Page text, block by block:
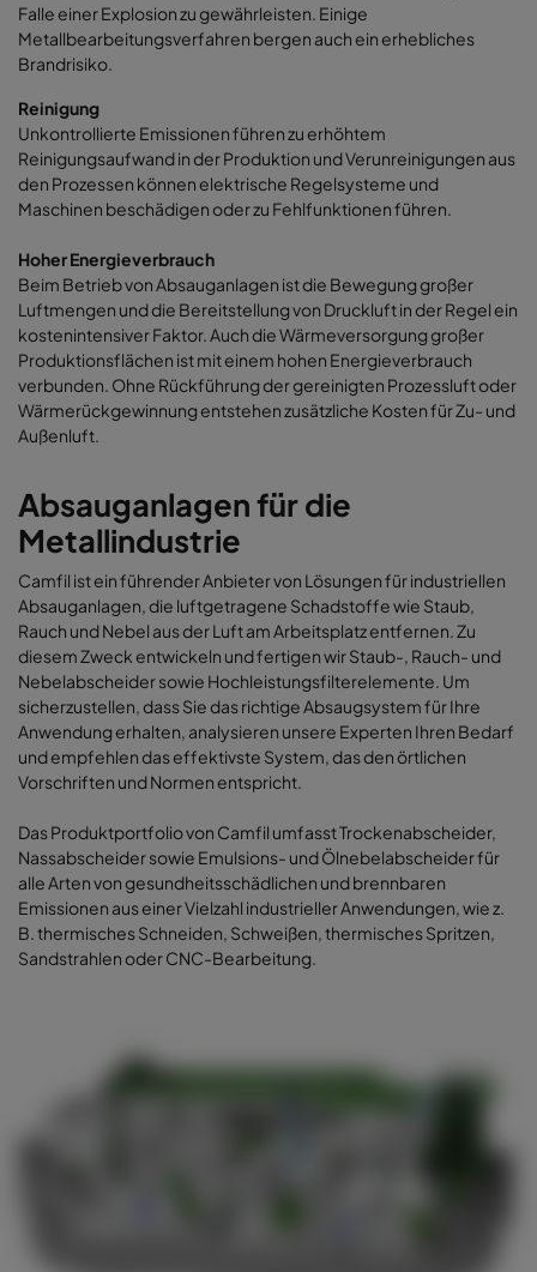
Falle einer Explosion zu gewährleisten. Einige
Metallbearbeitungsverfahren bergen auch ein erhebliches
Brandrisiko.
Reinigung
Unkontrollierte Emissionen führen zu erhöhtem
Reinigungsaufwand in der Produktion und Verunreinigungen aus
den Prozessen können elektrische Regelsysteme und
Maschinen beschädigen oder zu Fehlfunktionen führen.
Hoher Energieverbrauch
Beim Betrieb von Absauganlagen ist die Bewegung großer
Luftmengen und die Bereitstellung von Druckluft in der Regel ein
kostenintensiver Faktor. Auch die Wärmeversorgung großer
Produktionsflächen ist mit einem hohen Energieverbrauch
verbunden. Ohne Rückführung der gereinigten Prozessluft oder
Wärmerückgewinnung entstehen zusätzliche Kosten für Zu- und
Außenluft.
Absauganlagen für die
Metallindustrie
Camfil ist ein führender Anbieter von Lösungen für industriellen
Absauganlagen, die luftgetragene Schadstoffe wie Staub,
Rauch und Nebel aus der Luft am Arbeitsplatz entfernen. Zu
diesem Zweck entwickeln und fertigen wir Staub-, Rauch- und
Nebelabscheider sowie Hochleistungsfilterelemente. Um
sicherzustellen, dass Sie das richtige Absaugsystem für Ihre
Anwendung erhalten, analysieren unsere Experten Ihren Bedarf
und empfehlen das effektivste System, das den örtlichen
Vorschriften und Normen entspricht.
Das Produktportfolio von Camfil umfasst Trockenabscheider,
Nassabscheider sowie Emulsions- und Ölnebelabscheider für
alle Arten von gesundheitsschädlichen und brennbaren
Emissionen aus einer Vielzahl industrieller Anwendungen, wie z.
B. thermisches Schneiden, Schweißen, thermisches Spritzen,
Sandstrahlen oder CNC-Bearbeitung.